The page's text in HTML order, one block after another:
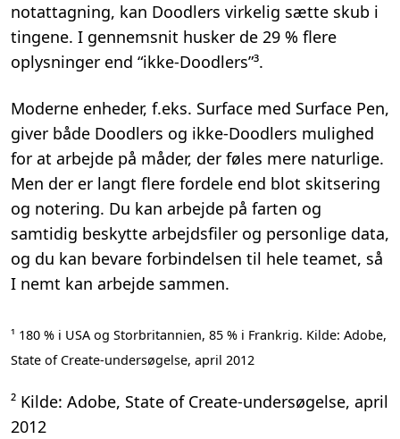
notattagning, kan Doodlers virkelig sætte skub i
tingene. I gennemsnit husker de 29 % flere
oplysninger end “ikke-Doodlers”³.
Moderne enheder, f.eks. Surface med Surface Pen,
giver både Doodlers og ikke-Doodlers mulighed
for at arbejde på måder, der føles mere naturlige.
Men der er langt flere fordele end blot skitsering
og notering. Du kan arbejde på farten og
samtidig beskytte arbejdsfiler og personlige data,
og du kan bevare forbindelsen til hele teamet, så
I nemt kan arbejde sammen.
¹ 180 % i USA og Storbritannien, 85 % i Frankrig. Kilde: Adobe,
State of Create-undersøgelse, april 2012
² Kilde: Adobe, State of Create-undersøgelse, april
2012